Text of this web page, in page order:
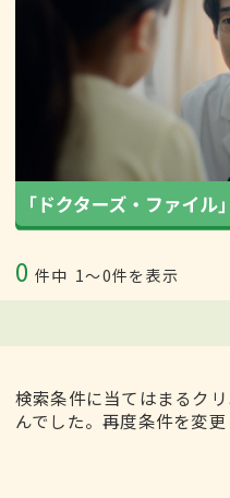
0 件中 1〜0件を表示
検索条件に当てはまるク
んでした。再度条件を変更